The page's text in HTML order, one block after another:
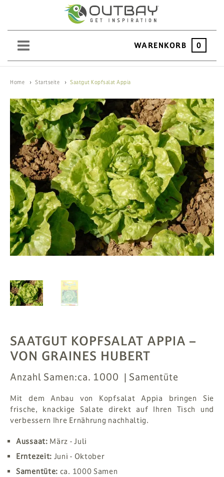
WARENKORB 0
SPLITT
SCHOTTER
ERDEN
SAATGUT
HOCHBEET
BEWÄSSERUNG
PFLANZEN
SUCHE
ANMELDEN
Home Startseite Saatgut Kopfsalat Appia
SAATGUT KOPFSALAT APPIA –
VON GRAINES HUBERT
Anzahl Samen:ca. 1000 Samentüte
Mit dem Anbau von Kopfsalat Appia bringen Sie
frische, knackige Salate direkt auf Ihren Tisch und
verbessern Ihre Ernährung nachhaltig.
Aussaat: März - Juli
Erntezeit: Juni - Oktober
Samentüte: ca. 1000 Samen